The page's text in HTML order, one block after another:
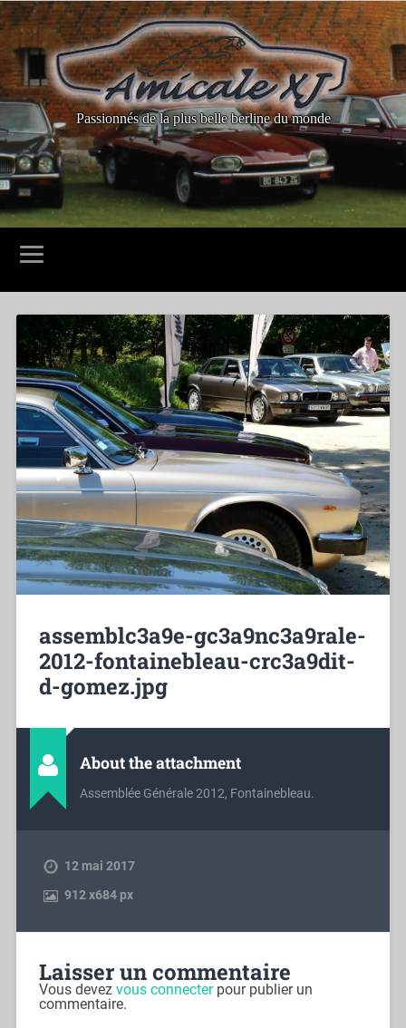
Passionnés de la plus belle berline du monde
assemblc3a9e-gc3a9nc3a9rale-
2012-fontainebleau-crc3a9dit-
d-gomez.jpg
About the attachment
Assemblée Générale 2012, Fontainebleau.
12 mai 2017
912x684 px
Laisser un commentaire
Vous devez vous connecterpour publier un
commentaire.